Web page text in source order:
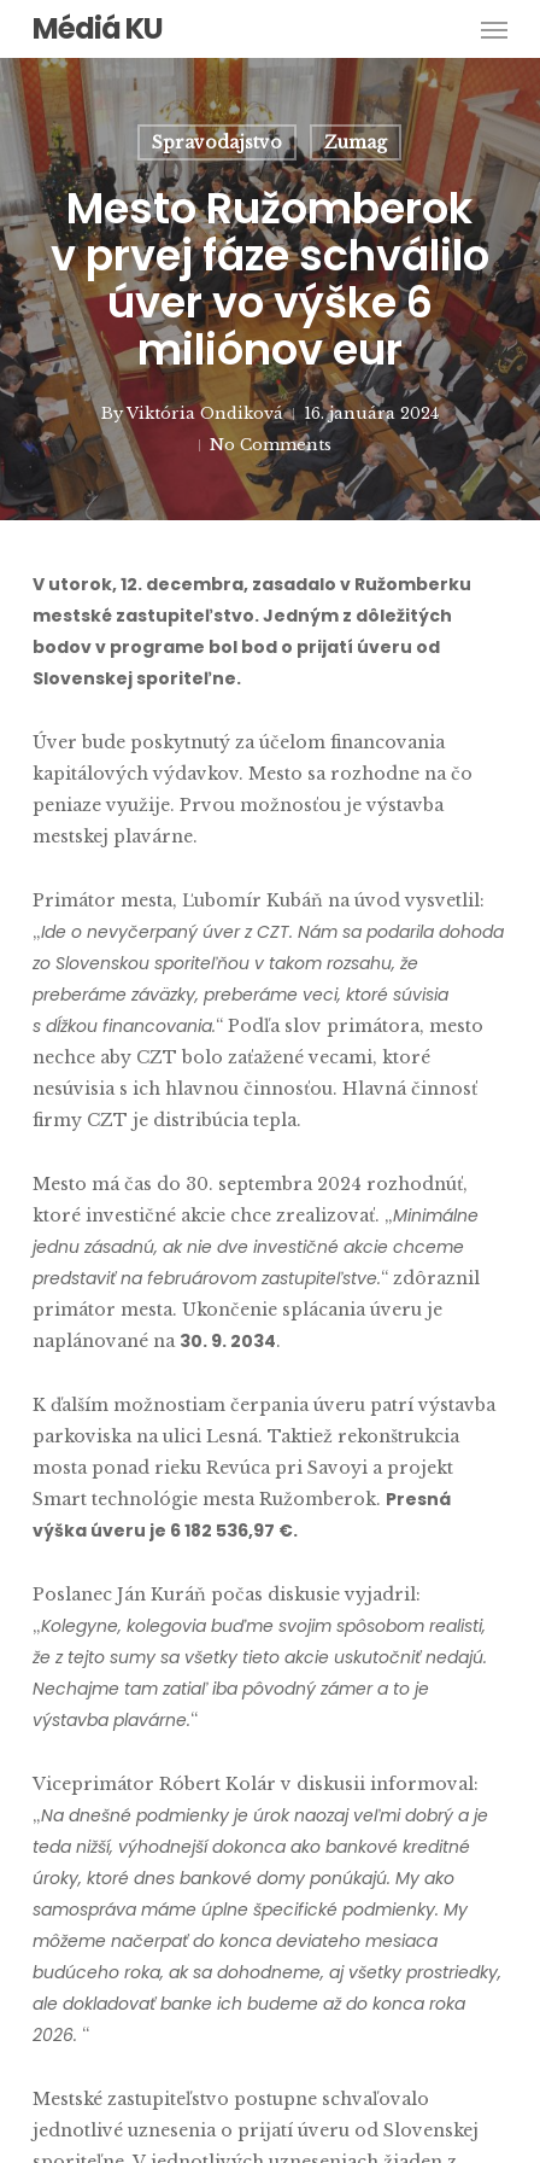
Skip
main
content
Médiá KU
Spravodajstvo Zumag
Mesto Ružomberok
v prvej fáze schválilo
úver vo výške 6
miliónov eur
ByViktória Ondiková
16. januára 2024
No Comments
V utorok, 12. decembra, zasadalo v Ružomberku
mestské zastupiteľstvo. Jedným z dôležitých
bodov v programe bol bod o prijatí úveru od
Slovenskej sporiteľne.
Úver bude poskytnutý za účelom financovania
kapitálových výdavkov. Mesto sa rozhodne na čo
peniaze využije. Prvou možnosťou je výstavba
mestskej plavárne.
Primátor mesta, Ľubomír Kubáň na úvod vysvetlil:
„Ide o nevyčerpaný úver z CZT. Nám sa podarila dohoda
zo Slovenskou sporiteľňou v takom rozsahu, že
preberáme záväzky, preberáme veci, ktoré súvisia
s dĺžkou financovania.“ Podľa slov primátora, mesto
nechce aby CZT bolo zaťažené vecami, ktoré
nesúvisia s ich hlavnou činnosťou. Hlavná činnosť
firmy CZT je distribúcia tepla.
Mesto má čas do 30. septembra 2024 rozhodnúť,
ktoré investičné akcie chce zrealizovať. „Minimálne
jednu zásadnú, ak nie dve investičné akcie chceme
predstaviť na februárovom zastupiteľstve.“ zdôraznil
primátor mesta. Ukončenie splácania úveru je
naplánované na 30. 9. 2034.
K ďalším možnostiam čerpania úveru patrí výstavba
parkoviska na ulici Lesná. Taktiež rekonštrukcia
mosta ponad rieku Revúca pri Savoyi a projekt
Smart technológie mesta Ružomberok. Presná
výška úveru je 6 182 536,97 €.
Poslanec Ján Kuráň počas diskusie vyjadril:
„Kolegyne, kolegovia buďme svojim spôsobom realisti,
že z tejto sumy sa všetky tieto akcie uskutočniť nedajú.
Nechajme tam zatiaľ iba pôvodný zámer a to je
výstavba plavárne.“
Viceprimátor Róbert Kolár v diskusii informoval:
„Na dnešné podmienky je úrok naozaj veľmi dobrý a je
teda nižší, výhodnejší dokonca ako bankové kreditné
úroky, ktoré dnes bankové domy ponúkajú. My ako
samospráva máme úplne špecifické podmienky. My
môžeme načerpať do konca deviateho mesiaca
budúceho roka, ak sa dohodneme, aj všetky prostriedky,
ale dokladovať banke ich budeme až do konca roka
2026. “
Mestské zastupiteľstvo postupne schvaľovalo
jednotlivé uznesenia o prijatí úveru od Slovenskej